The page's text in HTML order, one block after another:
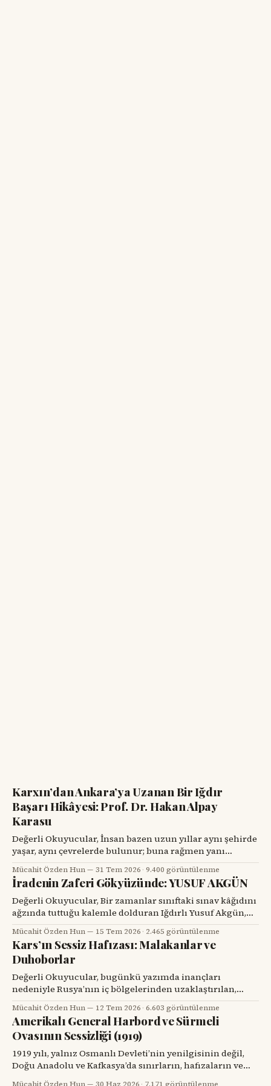
Karxın’dan Ankara’ya Uzanan Bir Iğdır
Başarı Hikâyesi: Prof. Dr. Hakan Alpay
Karasu
Değerli Okuyucular, İnsan bazen uzun yıllar aynı şehirde
yaşar, aynı çevrelerde bulunur; buna rağmen yanı
başındaki değerli bir hemşehrisini tanımak için bir
tesadüfü beklemek zorunda kalır. Prof. Dr. Hakan Alpay
Karasu’yla tanışmam da böyle oldu. Onu ilk gördüğümde,
karşımdaki kişinin başarılı bir diş hekimi, bilim insanı ve
üniversite yöneticisi
Mücahit Özden Hun 31 Tem 2026 ·9.400 görüntülenme
İradenin Zaferi Gökyüzünde: YUSUF AKGÜN
Değerli Okuyucular, Bir zamanlar sınıftaki sınav kâğıdını
ağzında tuttuğu kalemle dolduran Iğdırlı Yusuf Akgün,
bugün aynı kalemle Türkiye’nin millî muharip uçağı
KAAN’ı çiziyor. Çocuk yuvalarından dünya spor
sahnelerine, resim atölyelerinden TUSAŞ hangarlarına
uzanan bu yol, yalnızca bir başarı hikâyesi değil; insanın
kendi kaderine karşı verdiği büyük mücadelenin adıdır.
Mücahit Özden Hun 15 Tem 2026 · 2.465 görüntülenme
Kars’ın Sessiz Hafızası: Malakanlar ve
Duhoborlar
Değerli Okuyucular, bugünkü yazımda inançları
nedeniyle Rusya’nın iç bölgelerinden uzaklaştırılan,
Kars’ta köyler kurup toprağa kök salan ve tarihin başka
bir döneminde yeniden göç yollarına düşen iki
topluluğun hikâyesini dikkatinize sunacağım. Kars’ın
eski köylerinde kalın taş duvarlı bir eve, ahşap bir
verandaya, artık dönmeyen bir su değirmenine veya
Mücahit Özden Hun 12 Tem 2026 ·6.603 görüntülenme
Amerikalı General Harbord ve Sürmeli
Ovasının Sessizliği (1919)
1919 yılı, yalnız Osmanlı Devleti’nin yenilgisinin değil,
Doğu Anadolu ve Kafkasya’da sınırların, hafızaların ve
Mücahit Özden Hun 30 Haz 2026 · 7.171 görüntülenme